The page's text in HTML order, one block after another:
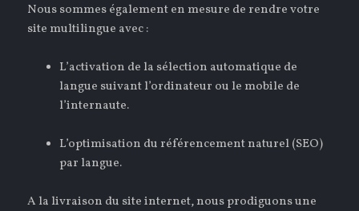
Nous sommes également en mesure de rendre votre
site multilingue avec :
L’activation de la sélection automatique de
langue suivant l’ordinateur ou le mobile de
l’internaute.
L’optimisation du référencement naturel (SEO)
par langue.
A la livraison du site internet, nous prodiguons une